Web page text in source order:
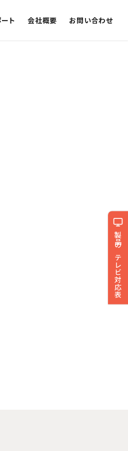
製品のテレビ対応表
ト 会社概要 お問い合わせ